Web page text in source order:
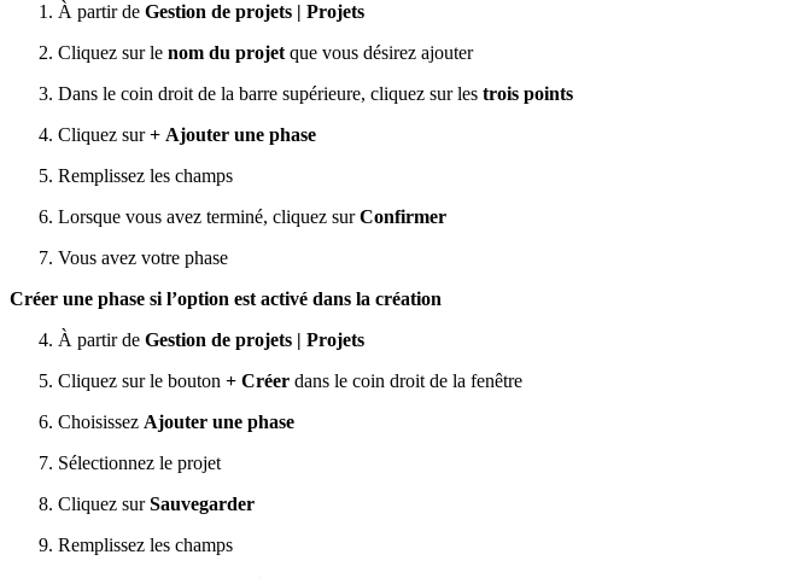
À partir de Gestion de projets | Projets
Cliquez sur le nom du projet que vous désirez ajouter
Dans le coin droit de la barre supérieure, cliquez sur les trois points
Cliquez sur+ Ajouter une phase
Remplissez les champs
Lorsque vous avez terminé, cliquez surConfirmer
Vous avez votre phase
Créer une phase si l’option est activé dans la création
À partir de Gestion de projets | Projets
Cliquez sur le bouton + Créer dans le coin droit de la fenêtre
Choisissez Ajouter une phase
Sélectionnez le projet
Cliquez surSauvegarder
Remplissez les champs